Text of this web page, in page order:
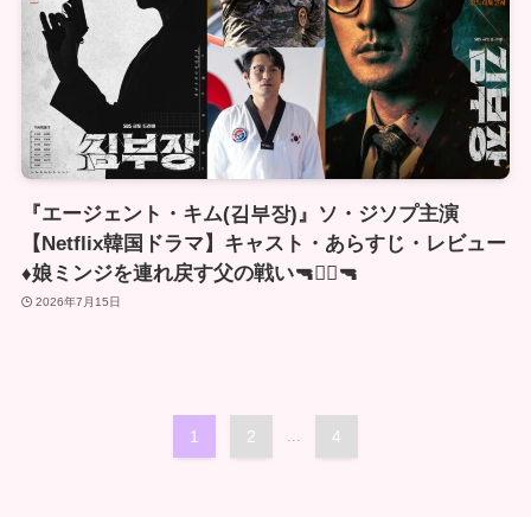
『エージェント・キム(김부장)』ソ・ジソプ主演
【Netflix韓国ドラマ】キャスト・あらすじ・レビュー
♦️娘ミンジを連れ戻す父の戦い🔫🏴‍☠🔫
2026年7月15日
1 2 ... 4